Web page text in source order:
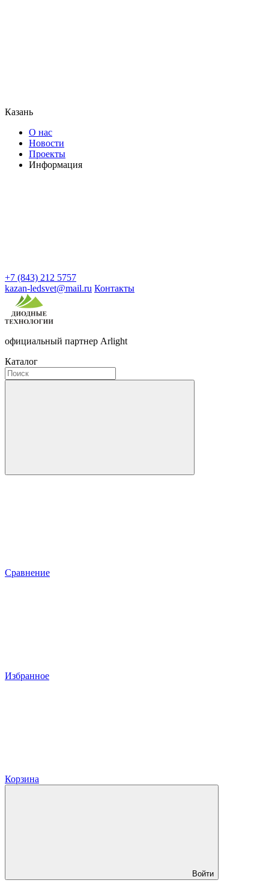
Казань
О нас
Новости
Проекты
Информация
+7 (843) 212 5757
kazan-ledsvet@mail.ru Контакты
официальный партнер Arlight
Каталог
Сравнение
Избранное
Корзина
Войти